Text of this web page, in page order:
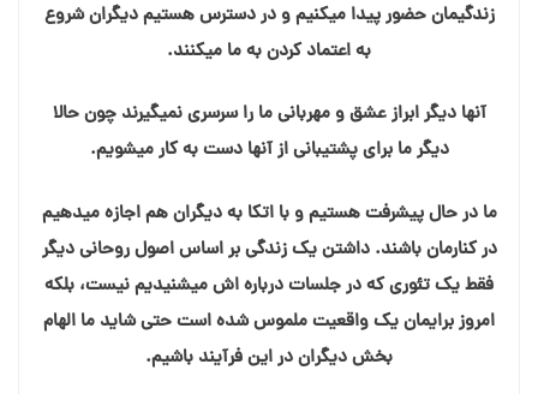
زندگیمان حضور پیدا میکنیم و در دسترس هستیم دیگران شروع
به اعتماد کردن به ما میکنند.
آنها دیگر ابراز عشق و مهربانی ما را سرسری نمیگیرند چون حالا
دیگر ما برای پشتیبانی از آنها دست به کار میشویم.
ما در حال پیشرفت هستیم و با اتکا به دیگران هم اجازه میدهیم
در کنارمان باشند. داشتن یک زندگی بر اساس اصول روحانی دیگر
فقط یک تئوری که در جلسات درباره اش میشنیدیم نیست، بلکه
امروز برایمان یک واقعیت ملموس شده است حتى شايد ما الهام
بخش دیگران در این فرآیند باشیم.